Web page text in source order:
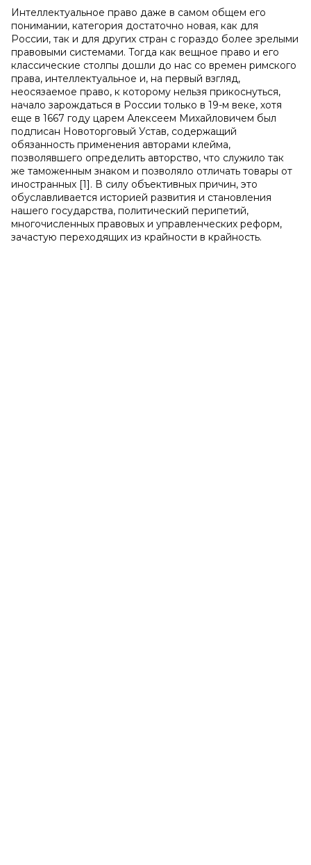
Интеллектуальное право даже в самом общем его
понимании, категория достаточно новая, как для
России, так и для других стран с гораздо более зрелыми
правовыми системами. Тогда как вещное право и его
классические столпы дошли до нас со времен римского
права, интеллектуальное и, на первый взгляд,
неосязаемое право, к которому нельзя прикоснуться,
начало зарождаться в России только в 19-м веке, хотя
еще в 1667 году царем Алексеем Михайловичем был
подписан Новоторговый Устав, содержащий
обязанность применения авторами клейма,
позволявшего определить авторство, что служило так
же таможенным знаком и позволяло отличать товары от
иностранных [1]. В силу объективных причин, это
обуславливается историей развития и становления
нашего государства, политический перипетий,
многочисленных правовых и управленческих реформ,
зачастую переходящих из крайности в крайность.